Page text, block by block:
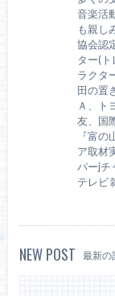
音楽活
も親し
協会認
ター(
ラクタ
田の置
Ａ、ト
友、
『富
ア取材
パーjチ
テレビ
NEW POST 最新の